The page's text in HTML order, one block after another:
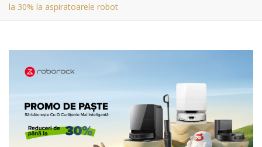
la 30% la aspiratoarele robot